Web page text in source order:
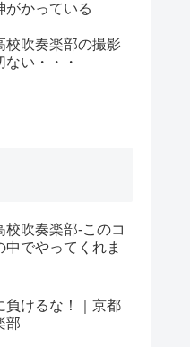
がかっている
校吹奏楽部の撮影
ない・・・
校吹奏楽部-このコ
中でやってくれま
負けるな！｜京都
部